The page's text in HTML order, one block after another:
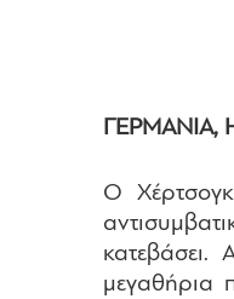
ΓΕΡΜΑΝΙΑ,
Ο
κατεβάσει.
μεγαθήρια